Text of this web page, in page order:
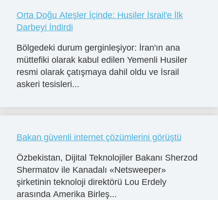
Orta Doğu Ateşler İçinde: Husiler İsrail'e İlk
Darbeyi İndirdi
Bölgedeki durum gerginleşiyor: İran'ın ana
müttefiki olarak kabul edilen Yemenli Husiler
resmi olarak çatışmaya dahil oldu ve İsrail
askeri tesisleri...
Bakan güvenli internet çözümlerini görüştü
Özbekistan, Dijital Teknolojiler Bakanı Sherzod
Shermatov ile Kanadalı «Netsweeper»
şirketinin teknoloji direktörü Lou Erdely
arasında Amerika Birleş...